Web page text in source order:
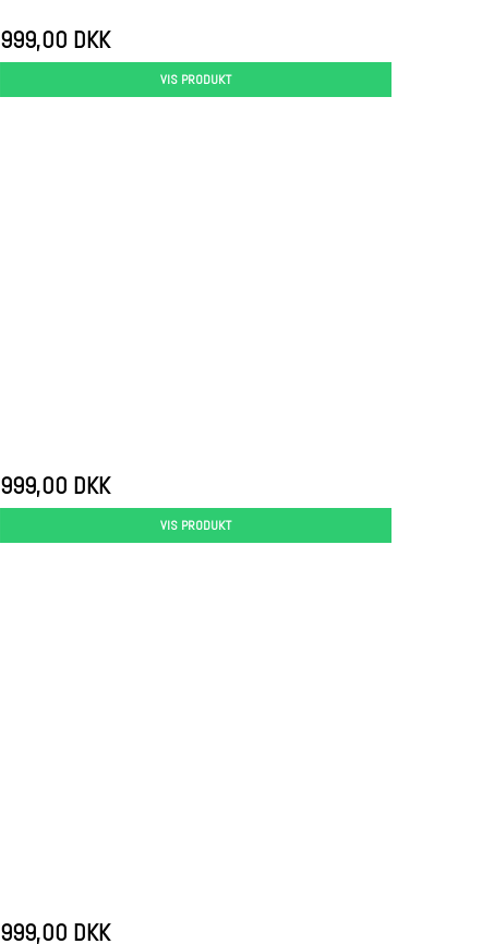
999,00 DKK
VIS PRODUKT
999,00 DKK
VIS PRODUKT
999,00 DKK